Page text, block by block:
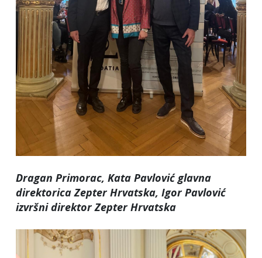
Dragan Primorac, Kata Pavlović glavna
direktorica Zepter Hrvatska, Igor Pavlović
izvršni direktor Zepter Hrvatska